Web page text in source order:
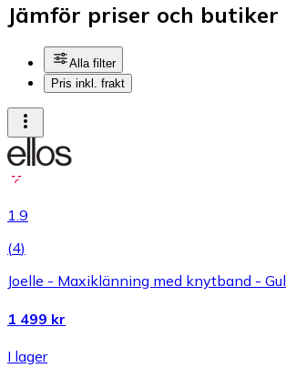
Jämför priser och butiker
Alla filter
Pris inkl. frakt
1.9
(4)
Joelle - Maxiklänning med knytband - Gul
1 499 kr
I lager